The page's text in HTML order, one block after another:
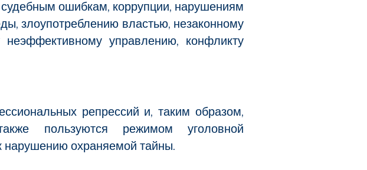
ошибкам, коррупции, нарушениям
злоупотреблению властью, незаконному
неэффективному управлению, конфликту
репрессий и, таким образом,
пользуются режимом уголовной
нарушению охраняемой тайны.